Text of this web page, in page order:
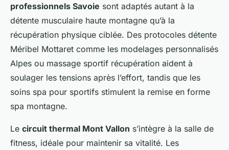
professionnels Savoie sont adaptés autant à la
détente musculaire haute montagne qu’à la
récupération physique ciblée. Des protocoles détente
Méribel Mottaret comme les modelages personnalisés
Alpes ou massage sportif récupération aident à
soulager les tensions après l’effort, tandis que les
soins spa pour sportifs stimulent la remise en forme
spa montagne.
Le circuit thermal Mont Vallon s’intègre à la salle de
fitness, idéale pour maintenir sa vitalité. Les